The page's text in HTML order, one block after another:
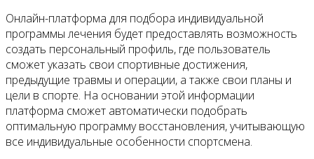
Онлайн-платформа для подбора индивидуальной
программы лечения будет предоставлять возможность
создать персональный профиль, где пользователь
сможет указать свои спортивные достижения,
предыдущие травмы и операции, а также свои планы и
цели в спорте. На основании этой информации
платформа сможет автоматически подобрать
оптимальную программу восстановления, учитывающую
все индивидуальные особенности спортсмена.